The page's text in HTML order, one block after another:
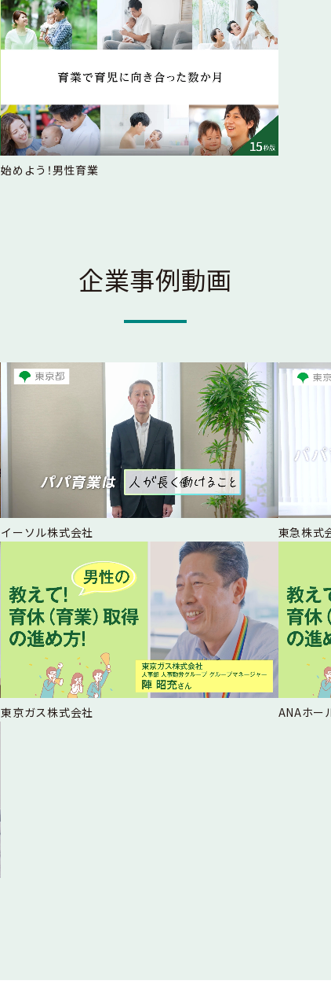
始めよう！男性育業
企業事例動画
イーソル株式会社 東急株式
東京ガス株式会社 ANAホー